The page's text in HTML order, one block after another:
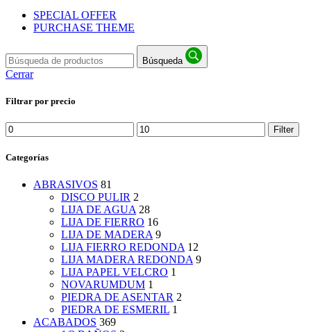
SPECIAL OFFER
PURCHASE THEME
Búsqueda
Cerrar
Filtrar por precio
Min
price
Max
price
Filter
Categorías
ABRASIVOS 81
DISCO PULIR 2
LIJA DE AGUA 28
LIJA DE FIERRO 16
LIJA DE MADERA 9
LIJA FIERRO REDONDA 12
LIJA MADERA REDONDA 9
LIJA PAPEL VELCRO 1
NOVARUMDUM 1
PIEDRA DE ASENTAR 2
PIEDRA DE ESMERIL 1
ACABADOS 369